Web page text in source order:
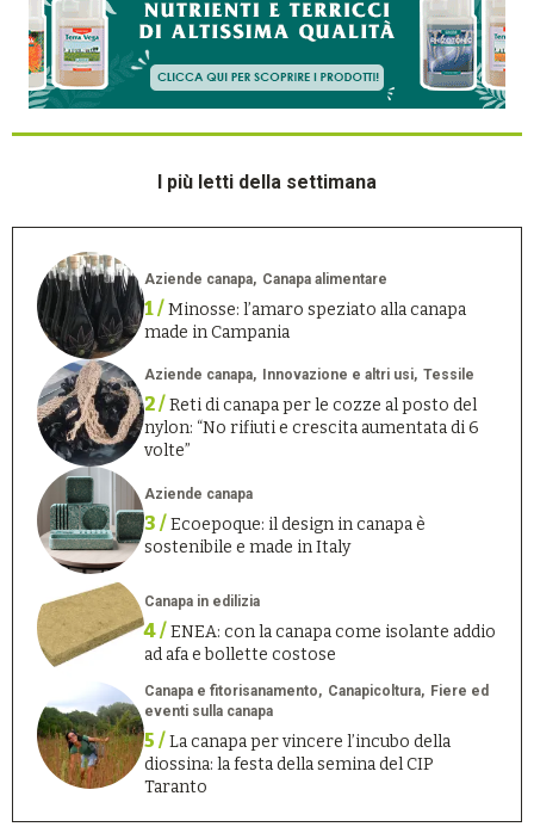
I più letti della settimana
Aziende canapa Canapa alimentare
1 /Minosse: l’amaro speziato alla canapa
made in Campania
Aziende canapa Innovazione e altri usi Tessile
2 /Reti di canapa per le cozze al posto del
nylon: “No rifiuti e crescita aumentata di 6
volte”
Aziende canapa
3 /Ecoepoque: il design in canapa è
sostenibile e made in Italy
Canapa in edilizia
4 /ENEA: con la canapa come isolante addio
ad afa e bollette costose
Canapa e fitorisanamento Canapicoltura
Fiere ed
eventi sulla canapa
5 /La canapa per vincere l’incubo della
diossina: la festa della semina del CIP
Taranto